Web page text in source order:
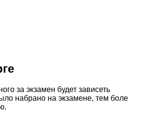
за экзамен будет зависеть
набрано на экзамене, тем боле